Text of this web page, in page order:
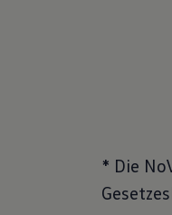
* Die